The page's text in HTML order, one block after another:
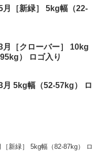
月［新緑］ 5kg幅（22-
月［クローバー］ 10kg
） ロゴ入り
月 5kg幅（52-57kg） ロ
［新緑］ 5kg幅（82-87kg） ロ